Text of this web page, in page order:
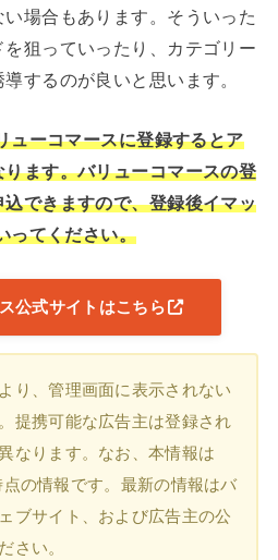
場合もあります。そういった
狙っていったり、カテゴリー
するのが良いと思います。
ューコマースに登録するとア
ます。バリューコマースの登
できますので、登録後イマッ
ってください。
公式サイトはこちら
り、管理画面に表示されない
提携可能な広告主は登録され
なります。なお、本情報は
の情報です。最新の情報はバ
ブサイト、および広告主の公
さい。